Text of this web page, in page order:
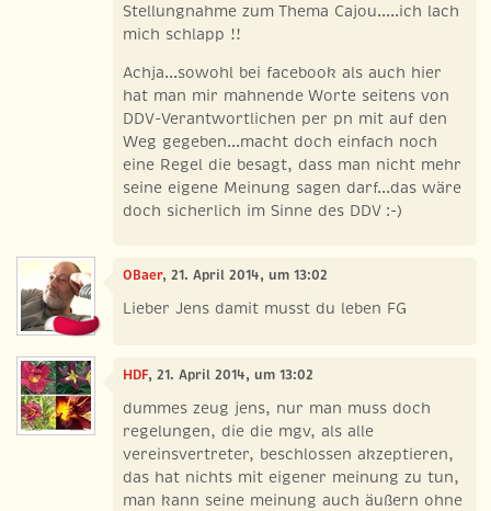
Stellungnahme zum Thema Cajou.....ich lach
mich schlapp !!
Achja...sowohl bei facebook als auch hier
hat man mir mahnende Worte seitens von
DDV-Verantwortlichen per pn mit auf den
Weg gegeben...macht doch einfach noch
eine Regel die besagt, dass man nicht mehr
seine eigene Meinung sagen darf...das wäre
doch sicherlich im Sinne des DDV :-)
OBaer, 21. April 2014, um 13:02
Lieber Jens damit musst du leben FG
HDF, 21. April 2014, um 13:02
dummes zeug jens, nur man muss doch
regelungen, die die mgv, als alle
vereinsvertreter, beschlossen akzeptieren,
das hat nichts mit eigener meinung zu tun,
man kann seine meinung auch äußern ohne